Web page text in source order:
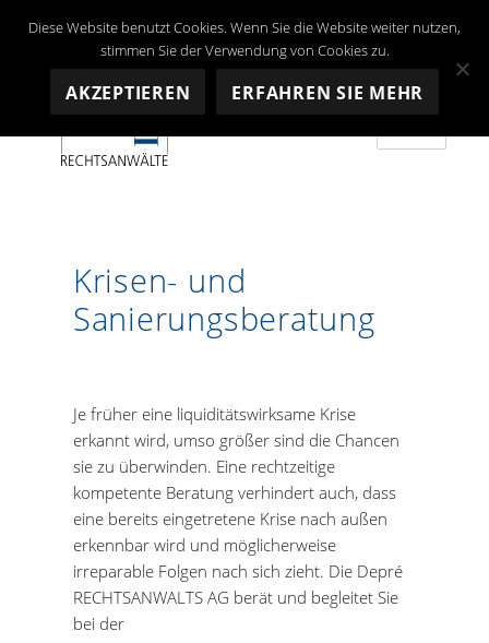
Krisen- und
Sanierungsberatung
Je früher eine liquiditätswirksame Krise
erkannt wird, umso größer sind die Chancen
sie zu überwinden. Eine rechtzeitige
kompetente Beratung verhindert auch, dass
eine bereits eingetretene Krise nach außen
erkennbar wird und möglicherweise
irreparable Folgen nach sich zieht. Die Depré
RECHTSANWALTS AG berät und begleitet Sie
bei der
Diese Website benutzt Cookies. Wenn Sie die Website weiter nutzen,
stimmen Sie der Verwendung von Cookies zu.
AKZEPTIEREN ERFAHREN SIE MEHR